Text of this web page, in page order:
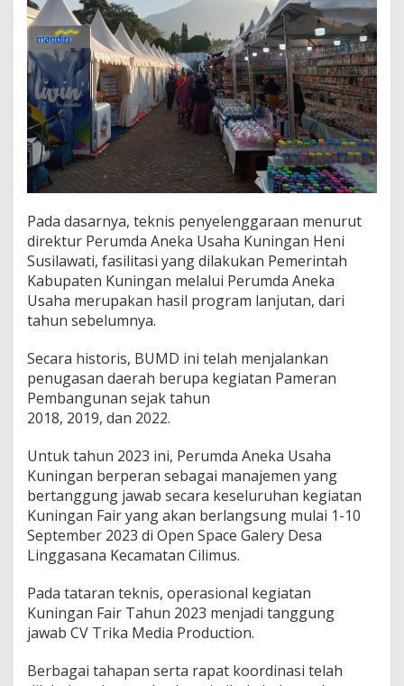
Pada dasarnya, teknis penyelenggaraan menurut
direktur Perumda Aneka Usaha Kuningan Heni
Susilawati, fasilitasi yang dilakukan Pemerintah
Kabupaten Kuningan melalui Perumda Aneka
Usaha merupakan hasil program lanjutan, dari
tahun sebelumnya.
Secara historis, BUMD ini telah menjalankan
penugasan daerah berupa kegiatan Pameran
Pembangunan sejak tahun
2018, 2019, dan 2022.
Untuk tahun 2023 ini, Perumda Aneka Usaha
Kuningan berperan sebagai manajemen yang
bertanggung jawab secara keseluruhan kegiatan
Kuningan Fair yang akan berlangsung mulai 1-10
September 2023 di Open Space Galery Desa
Linggasana Kecamatan Cilimus.
Pada tataran teknis, operasional kegiatan
Kuningan Fair Tahun 2023 menjadi tanggung
jawab CV Trika Media Production.
Berbagai tahapan serta rapat koordinasi telah